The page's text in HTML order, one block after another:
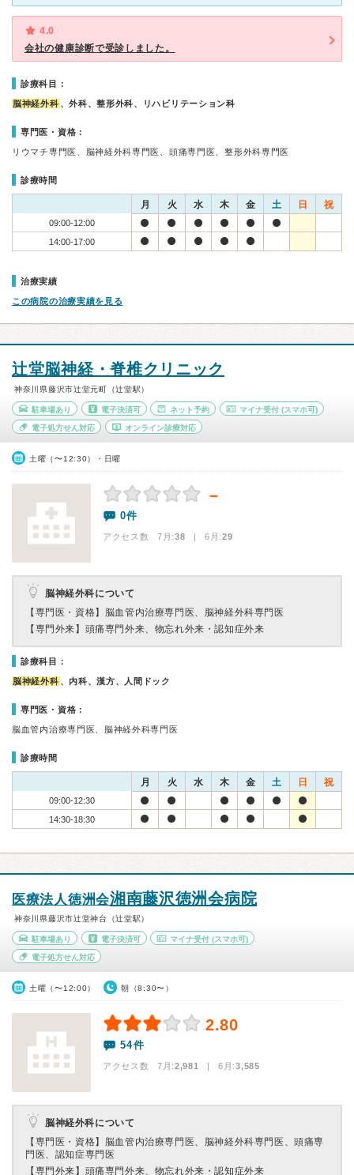
4.0
会社の健康診断で受診しました。
診療科目：
脳神経外科 、外科、整形外科、リハビリテーション科
専門医・資格：
リウマチ専門医、脳神経外科専門医、頭痛専門医、整形外科専門医
診療時間
月 火 水 木 金 土 日 祝
09:00-12:00
14:00-17:00
治療実績
この病院の治療実績を見る
辻堂脳神経・脊椎クリニック
神奈川県藤沢市辻堂元町（辻堂駅）
駐車場あり 電子決済可 ネット予約 マイナ受付 (スマホ可)
電子処方せん対応 オンライン診療対応
土曜（〜12:30）・日曜
－
0件
アクセス数 7月:38 | 6月:29
脳神経外科について
【専門医・資格】 脳血管内治療専門医、脳神経外科専門医
【専門外来】 頭痛専門外来、物忘れ外来・認知症外来
診療科目：
脳神経外科 、内科、漢方、人間ドック
専門医・資格：
脳血管内治療専門医、脳神経外科専門医
診療時間
月 火 水 木 金 土 日 祝
09:00-12:30
14:30-18:30
医療法人徳洲会湘南藤沢徳洲会病院
神奈川県藤沢市辻堂神台（辻堂駅）
駐車場あり 電子決済可 マイナ受付 (スマホ可)
電子処方せん対応
土曜（〜12:00） 朝（8:30〜）
2.80
54件
アクセス数 7月:2,981 | 6月:3,585
脳神経外科について
【専門医・資格】 脳血管内治療専門医、脳神経外科専門医、頭痛専
門医、認知症専門医
【専門外来】 頭痛専門外来、物忘れ外来・認知症外来